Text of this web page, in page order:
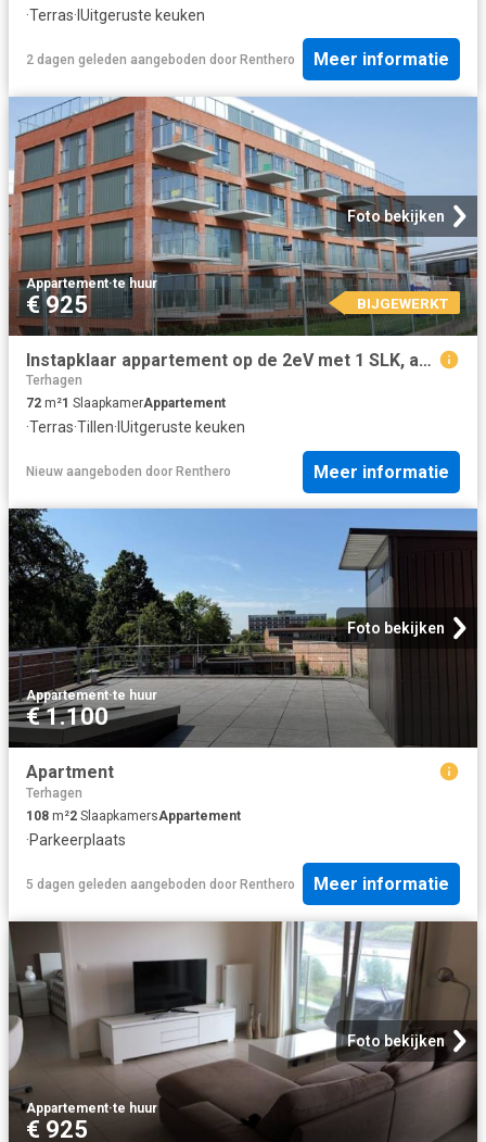
·Terras· IUitgeruste keuken
2 dagen geleden aangeboden door Renthero Meer informatie
Foto bekijken
Appartement·te huur
€ 925 BIJGEWERKT
Instapklaar appartement op de 2eV met 1 SLK, autostaanplaats en terras met uitzicht op het water en natuurgebied
Terhagen
72 m²1 SlaapkamerAppartement
·Terras·Tillen· IUitgeruste keuken
Nieuw aangeboden door Renthero Meer informatie
Foto bekijken
Appartement·te huur
€ 1.100
Apartment
Terhagen
108 m²2 SlaapkamersAppartement
·Parkeerplaats
5 dagen geleden aangeboden door Renthero Meer informatie
Foto bekijken
Appartement·te huur
€ 925